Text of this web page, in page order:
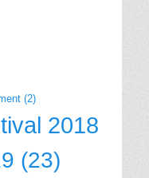
(2)
2018
(23)